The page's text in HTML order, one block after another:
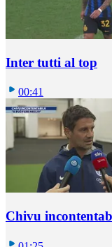
Inter tutti al top
00:41
Chivu